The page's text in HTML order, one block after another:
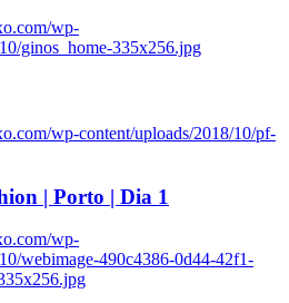
wp-
ginos_home-335x256.jpg
wp-content/uploads/2018/10/pf-
| Porto | Dia 1
wp-
webimage-490c4386-0d44-42f1-